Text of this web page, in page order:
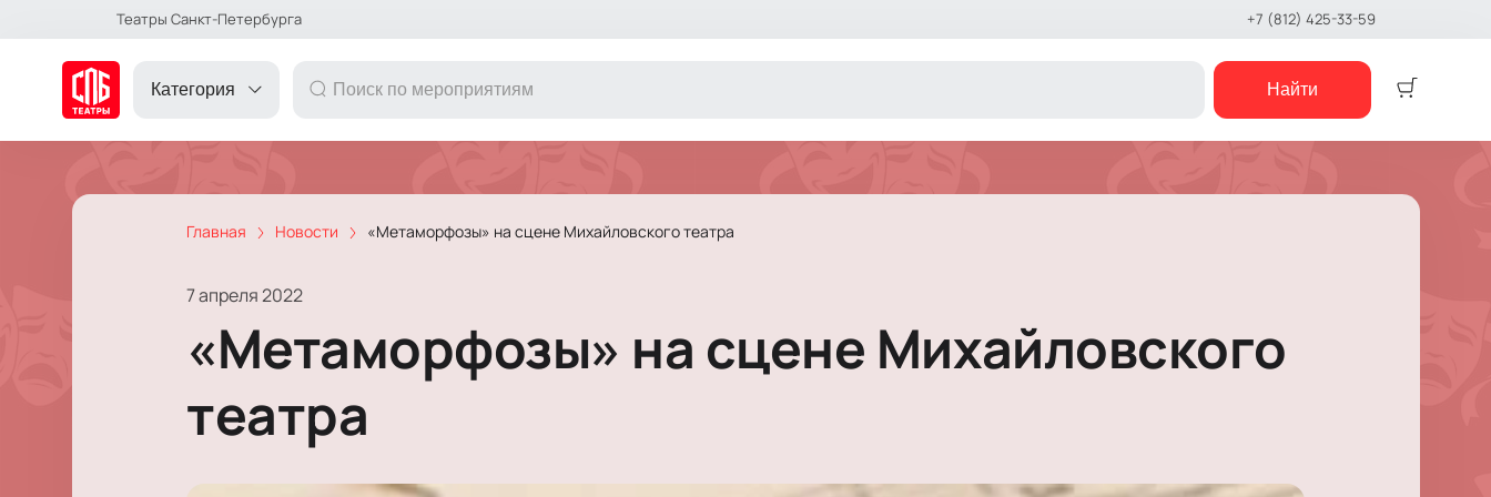
Театры Санкт-Петербурга +7 (812) 425-33-59
Категория
КОНЦЕРТ
ДЕТЯМ
Сертификат
Шоу
Инди
Детский квест
Найти
Главная Новости «Метаморфозы» на сцене Михайловского театра
7 апреля 2022
«Метаморфозы» на сцене Михайловского
театра